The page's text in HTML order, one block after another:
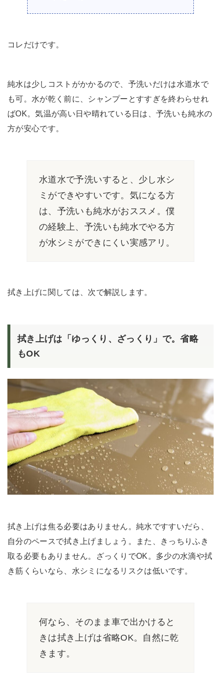
コレだけです。
純水は少しコストがかかるので、予洗いだけは水道水で
も可。水が乾く前に、シャンプーとすすぎを終わらせれ
ばOK。気温が高い日や晴れている日は、予洗いも純水の
方が安心です。
水道水で予洗いすると、少し水シ
ミができやすいです。気になる方
は、予洗いも純水がおススメ。僕
の経験上、予洗いも純水でやる方
が水シミができにくい実感アリ。
拭き上げに関しては、次で解説します。
拭き上げは「ゆっくり、ざっくり」で。省略
もOK
拭き上げは焦る必要はありません。純水ですすいだら、
自分のペースで拭き上げましょう。また、きっちりふき
取る必要もありません。ざっくりでOK。多少の水滴や拭
き筋くらいなら、水シミになるリスクは低いです。
何なら、そのまま車で出かけると
きは拭き上げは省略OK。自然に乾
きます。